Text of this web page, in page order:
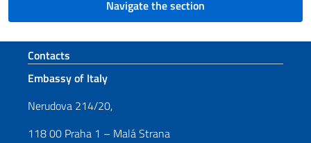
Navigate the section
Footer section
Contacts
Embassy of Italy
Nerudova 214/20,
118 00 Praha 1 – Malá Strana